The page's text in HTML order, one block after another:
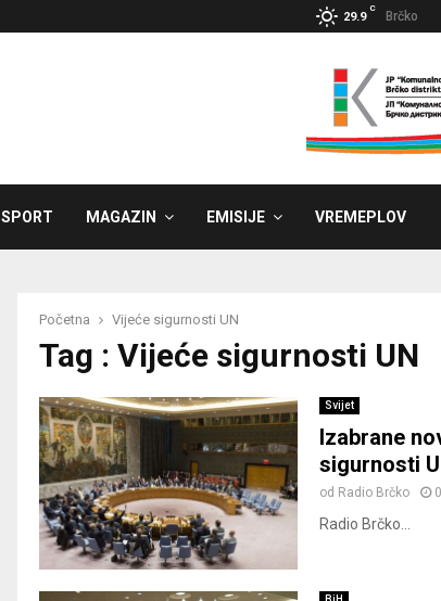
29.9
C
Brčko
SPORT MAGAZIN EMISIJE VREMEPLOV
Početna Vijeće sigurnosti UN
Tag : Vijeće sigurnosti UN
Svijet
Izabrane
sigurnosti
od Radio Brčko
Radio Brčko...